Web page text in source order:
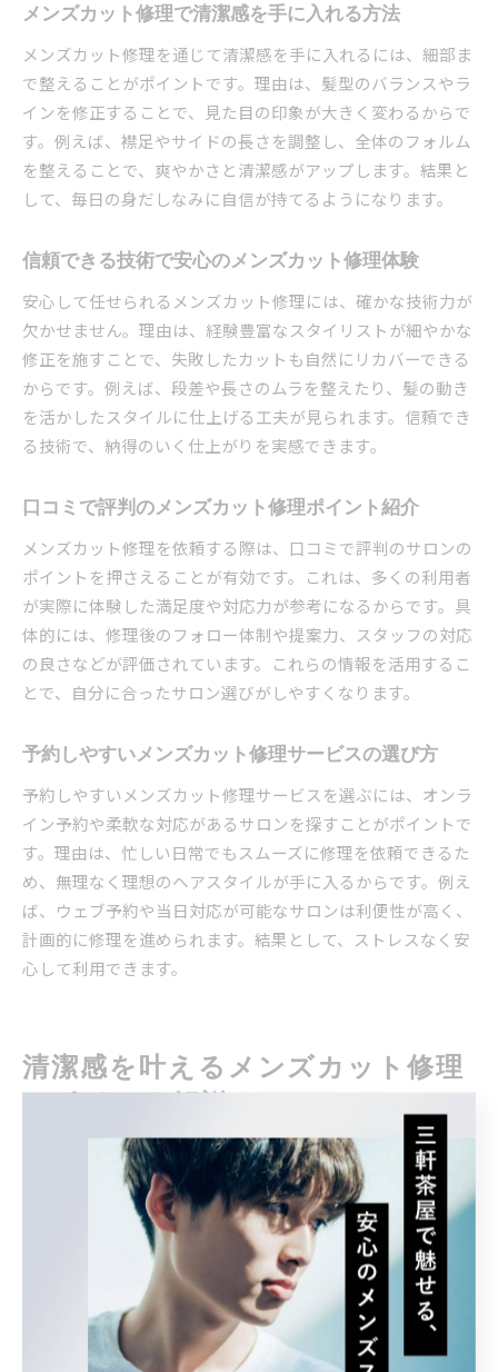
メンズカット修理で清潔感を手に入れる方法
メンズカット修理を通じて清潔感を手に入れるには、細部ま
で整えることがポイントです。理由は、髪型のバランスやラ
インを修正することで、見た目の印象が大きく変わるからで
す。例えば、襟足やサイドの長さを調整し、全体のフォルム
を整えることで、爽やかさと清潔感がアップします。結果と
して、毎日の身だしなみに自信が持てるようになります。
信頼できる技術で安心のメンズカット修理体験
安心して任せられるメンズカット修理には、確かな技術力が
欠かせません。理由は、経験豊富なスタイリストが細やかな
修正を施すことで、失敗したカットも自然にリカバーできる
からです。例えば、段差や長さのムラを整えたり、髪の動き
を活かしたスタイルに仕上げる工夫が見られます。信頼でき
る技術で、納得のいく仕上がりを実感できます。
口コミで評判のメンズカット修理ポイント紹介
メンズカット修理を依頼する際は、口コミで評判のサロンの
ポイントを押さえることが有効です。これは、多くの利用者
が実際に体験した満足度や対応力が参考になるからです。具
体的には、修理後のフォロー体制や提案力、スタッフの対応
の良さなどが評価されています。これらの情報を活用するこ
とで、自分に合ったサロン選びがしやすくなります。
予約しやすいメンズカット修理サービスの選び方
予約しやすいメンズカット修理サービスを選ぶには、オンラ
イン予約や柔軟な対応があるサロンを探すことがポイントで
す。理由は、忙しい日常でもスムーズに修理を依頼できるた
め、無理なく理想のヘアスタイルが手に入るからです。例え
ば、ウェブ予約や当日対応が可能なサロンは利便性が高く、
計画的に修理を進められます。結果として、ストレスなく安
心して利用できます。
清潔感を叶えるメンズカット修理
のポイント解説
清潔感重視のメンズカット修理で好印象を狙う
メンズカットの修理時に清潔感を重視することは、第一印象
や信頼感の向上に直結します。なぜなら、髪型が乱れていた
り、輪郭がぼやけてしまうと、全体の雰囲気がだらしなく見
えがちだからです。例えば、襟足やもみあげのラインを丁寧
に整える修理や、サイドの厚みをコントロールすることで、
すっきりとした印象を与えられます。清潔感を意識した修理